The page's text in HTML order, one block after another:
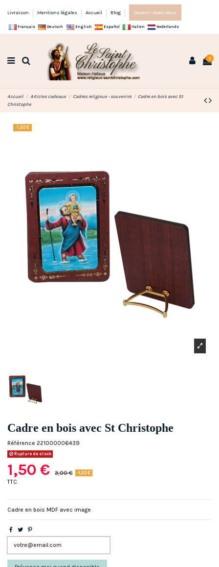
Livraison Mentions légales Accueil Blog Devenir revendeur
Français Deutsch English Español Italien Nederlands
0
Accueil Articles cadeaux Cadres religieux - souvenirs
Cadre en bois avec St
Christophe
-1,50 €
Cadre en bois avec St Christophe
Référence 221000006439
Rupture de stock
1,50 € 3,00 € -1,50 €
TTC
Cadre en bois MDF avec image